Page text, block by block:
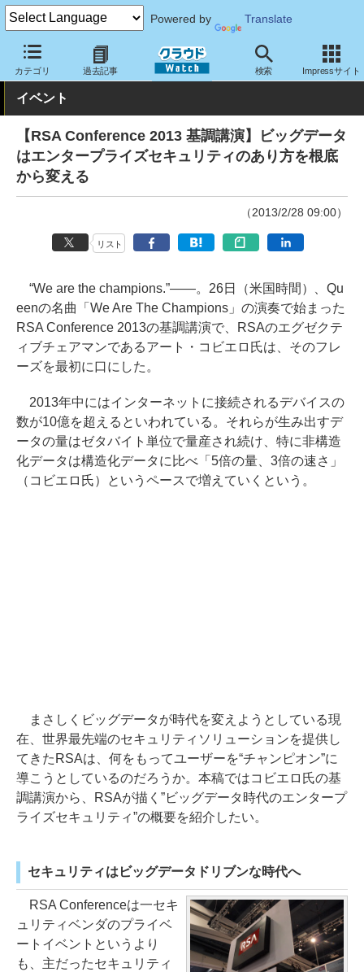
Powered by Translate
カテゴリ 過去記事 検索 Impressサイト
クラウド Watch イベント RSA Conference Japan 2013
イベント
【RSA Conference 2013 基調講演】ビッグデータ
はエンタープライズセキュリティのあり方を根底
から変える
（2013/2/28 09:00）
リスト
“We are the champions.”――。26日（米国時間）、Qu
eenの名曲「We Are The Champions」の演奏で始まった
RSA Conference 2013の基調講演で、RSAのエグゼクテ
ィブチェアマンであるアート・コビエロ氏は、そのフレ
ーズを最初に口にした。
2013年中にはインターネットに接続されるデバイスの
数が10億を超えるといわれている。それらが生み出すデ
ータの量はゼタバイト単位で量産され続け、特に非構造
化データは構造化データに比べ「5倍の量、3倍の速さ」
（コビエロ氏）というペースで増えていくという。
まさしくビッグデータが時代を変えようとしている現
在、世界最先端のセキュリティソリューションを提供し
てきたRSAは、何をもってユーザーを“チャンピオン”に
導こうとしているのだろうか。本稿ではコビエロ氏の基
調講演から、RSAが描く”ビッグデータ時代のエンタープ
ライズセキュリティ”の概要を紹介したい。
セキュリティはビッグデータドリブンな時代へ
RSA Conferenceは一セキ
ュリティベンダのプライベ
ートイベントというより
も、主だったセキュリティ